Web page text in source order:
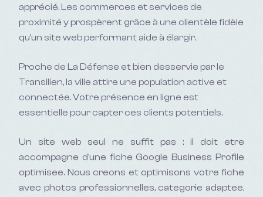
apprécié. Les commerces et services de
proximité y prospèrent grâce à une clientèle fidèle
qu'un site web performant aide à élargir.
Proche de La Défense et bien desservie par le
Transilien, la ville attire une population active et
connectée. Votre présence en ligne est
essentielle pour capter ces clients potentiels.
Un site web seul ne suffit pas : il doit etre
accompagne d'une fiche Google Business Profile
optimisee. Nous creons et optimisons votre fiche
avec photos professionnelles, categorie adaptee,